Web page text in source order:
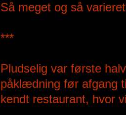
Så meget og så
***
Pludselig var første
påklædning før afgang
kendt restaurant, hvor